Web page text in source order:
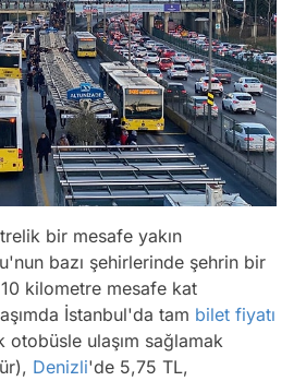
bir mesafe yakın
bazı şehirlerinde şehrin bir
kilometre mesafe kat
İstanbul'da tam bilet fiyatı
ulaşım sağlamak
Denizli'de 5,75 TL,